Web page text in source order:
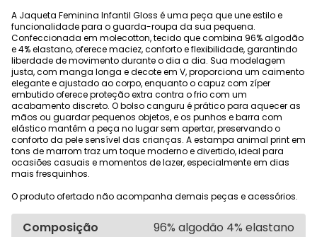
A Jaqueta Feminina Infantil Gloss é uma peça que une estilo e
funcionalidade para o guarda-roupa da sua pequena.
Confeccionada em molecotton, tecido que combina 96% algodão
e 4% elastano, oferece maciez, conforto e flexibilidade, garantindo
liberdade de movimento durante o dia a dia. Sua modelagem
justa, com manga longa e decote em V, proporciona um caimento
elegante e ajustado ao corpo, enquanto o capuz com zíper
embutido oferece proteção extra contra o frio com um
acabamento discreto. O bolso canguru é prático para aquecer as
mãos ou guardar pequenos objetos, e os punhos e barra com
elástico mantêm a peça no lugar sem apertar, preservando o
conforto da pele sensível das crianças. A estampa animal print em
tons de marrom traz um toque moderno e divertido, ideal para
ocasiões casuais e momentos de lazer, especialmente em dias
mais fresquinhos.
O produto ofertado não acompanha demais peças e acessórios.
Composição 96% algodão 4% elastano